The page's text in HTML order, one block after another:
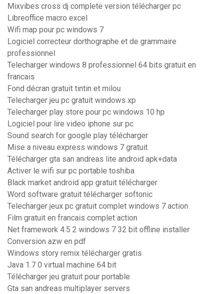
Mixvibes cross dj complete version télécharger pc
Libreoffice macro excel
Wifi map pour pc windows 7
Logiciel correcteur dorthographe et de grammaire
professionnel
Telecharger windows 8 professionnel 64 bits gratuit en
francais
Fond décran gratuit tintin et milou
Telecharger jeu pc gratuit windows xp
Telecharger play store pour pc windows 10 hp
Logiciel pour lire video iphone sur pc
Sound search for google play télécharger
Mise a niveau express windows 7 gratuit
Télécharger gta san andreas lite android apk+data
Activer le wifi sur pc portable toshiba
Black market android app gratuit télécharger
Word software gratuit télécharger softonic
Telecharger jeux pc gratuit complet windows 7 action
Film gratuit en francais complet action
Net framework 4.5 2 windows 7 32 bit offline installer
Conversion azw en pdf
Windows story remix télécharger gratis
Java 1.7 0 virtual machine 64 bit
Télécharger jeu gratuit pour portable
Gta san andreas multiplayer servers